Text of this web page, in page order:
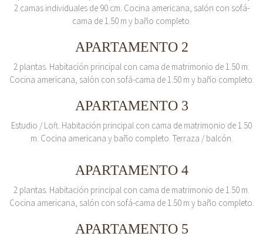
2 camas individuales de 90 cm. Cocina americana, salón con sofá-
cama de 1.50 m y baño completo.
APARTAMENTO 2
2 plantas. Habitación principal con cama de matrimonio de 1.50 m.
Cocina americana, salón con sofá-cama de 1.50 m y baño completo.
APARTAMENTO 3
Estudio / Loft. Habitación principal con cama de matrimonio de 1.50
m. Cocina americana y baño completo. Terraza / balcón.
APARTAMENTO 4
2 plantas. Habitación principal con cama de matrimonio de 1.50 m.
Cocina americana, salón con sofá-cama de 1.50 m y baño completo.
APARTAMENTO 5